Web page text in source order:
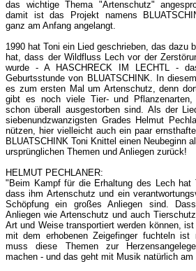
das wichtige Thema "Artenschutz"
damit ist das Projekt namens
ganz am Anfang angelangt.
1990 hat Toni ein Lied geschrieben, das dazu
hat, dass der Wildfluss Lech vor der
wurde - A HASCHRECK IM LECHTL -
Geburtsstunde von BLUATSCHINK. In
es zum ersten Mal um Artenschutz, denn
gibt es noch viele Tier- und
schon überall ausgestorben sind. Als der
siebenundzwanzigsten Grades Helmut
nützen, hier vielleicht auch ein paar
BLUATSCHINK Toni Knittel einen
ursprünglichen Themen und Anliegen zurück!
HELMUT PECHLANER:
"Beim Kampf für die Erhaltung des Lech hat
dass ihm Artenschutz und ein
Schöpfung ein großes Anliegen sind.
Anliegen wie Artenschutz und auch
Art und Weise transportiert werden können,
mit dem erhobenen Zeigefinger fuchteln
muss diese Themen zur
machen - und das geht mit Musik natürlich am